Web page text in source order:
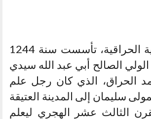
يذكر أن الزاوية الحراقية، تأسست سنة 1244
الصالح أبي عبد الله سيدي
الحراق، الذي كان رجل علم
سليمان إلى المدينة العتيقة
الثالث عشر الهجري ليعلم